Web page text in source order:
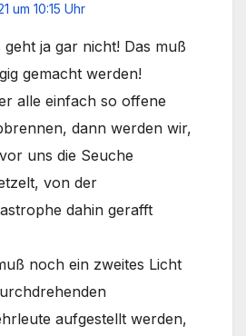
um 10:15 Uhr
geht ja gar nicht! Das muß
gemacht werden!
alle einfach so offene
dann werden wir,
uns die Seuche
von der
dahin gerafft
noch ein zweites Licht
aufgestellt werden,